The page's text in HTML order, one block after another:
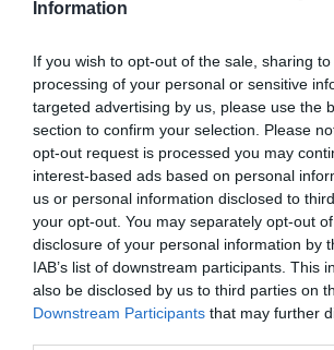
Information
If you wish to opt-out of the sale, sharing
processing of your personal or sensitive
targeted advertising by us, please use the
section to confirm your selection. Please
opt-out request is processed you may
interest-based ads based on personal
us or personal information disclosed to
your opt-out. You may separately opt-out
disclosure of your personal information by
IAB’s list of downstream participants. This
also be disclosed by us to third parties on
Downstream Participants that may further
Πέθανε η τραγουδίστρια
Έφυγε από τη ζωή η τραγουδίστρια,
ηλικία 72 ετών. Τις τελευταίες ημέρες